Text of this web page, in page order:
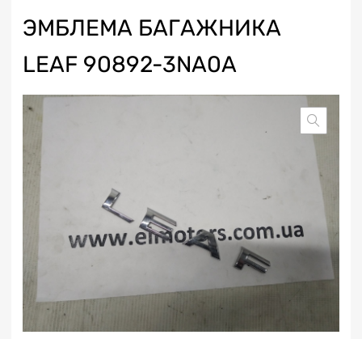
ЭМБЛЕМА БАГАЖНИКА
LEAF 90892-3NA0A